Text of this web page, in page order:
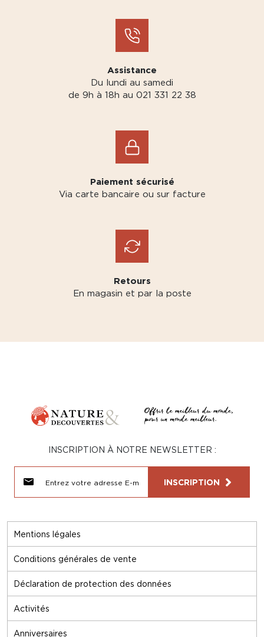
Assistance
Du lundi au samedi
de 9h à 18h au 021 331 22 38
Paiement sécurisé
Via carte bancaire ou sur facture
Retours
En magasin et par la poste
Mentions légales
Conditions générales de vente
Déclaration de protection des données
Activités
Anniversaires
INSCRIPTION À NOTRE NEWSLETTER :
INSCRIPTION